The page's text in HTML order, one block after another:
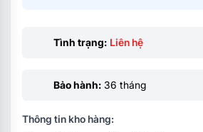
Tình trạng: Liên hệ
Bảo hành: 36 tháng
Thông tin kho hàng: